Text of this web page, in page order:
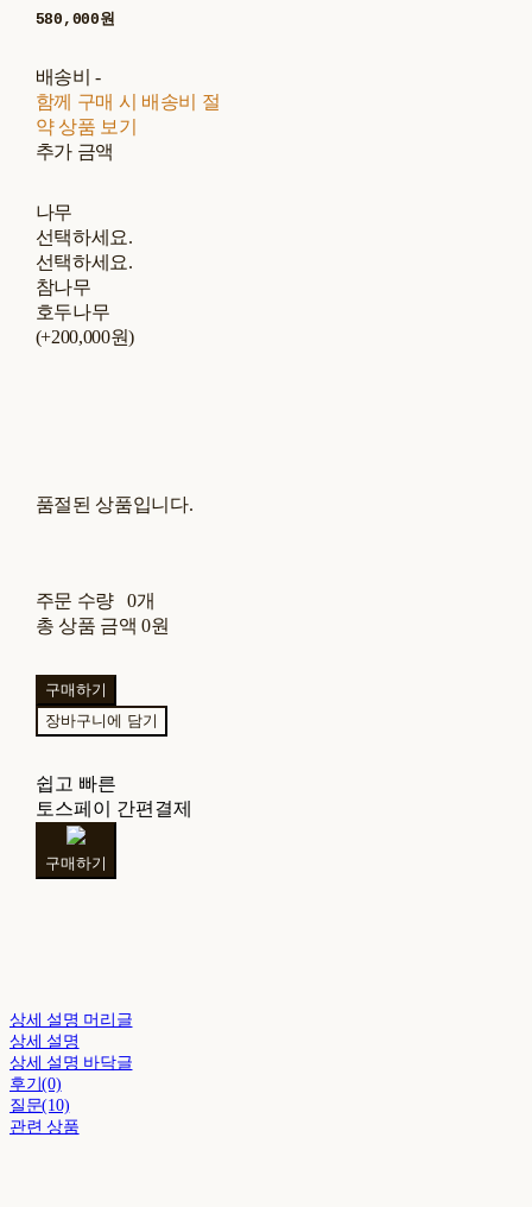
580,000원
배송비-
함께 구매 시 배송비 절
약 상품 보기
추가 금액
나무
선택하세요.
선택하세요.
참나무
호두나무
(+200,000원)
품절된 상품입니다.
주문 수량
0개
총 상품 금액 0원
구매하기
장바구니에 담기
쉽고 빠른
토스페이 간편결제
구매하기
상세 설명 머리글
상세 설명
상세 설명 바닥글
후기(0)
질문(10)
관련 상품